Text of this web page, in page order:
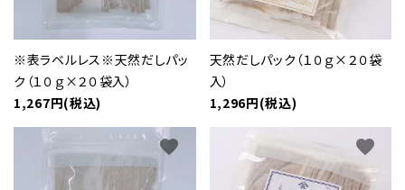
※表ラベルレス※天然だしパッ
ク（１０ｇ×２０袋入）
1,267円(税込)
天然だしパック（１０ｇ×２０袋
入）
1,296円(税込)
favorite favorite